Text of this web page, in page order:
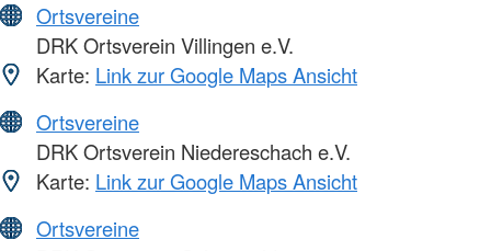
Ortsvereine
DRK Ortsverein Villingen e.V.
Karte: Link zur Google Maps Ansicht
Ortsvereine
DRK Ortsverein Niedereschach e.V.
Karte: Link zur Google Maps Ansicht
Ortsvereine